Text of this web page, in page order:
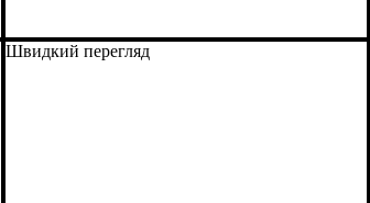
Швидкий перегляд